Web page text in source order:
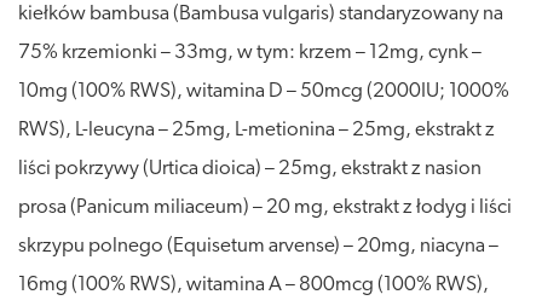
kiełków bambusa (Bambusa vulgaris) standaryzowany na
75% krzemionki – 33mg, w tym: krzem – 12mg, cynk –
10mg (100% RWS), witamina D – 50mcg (2000IU; 1000%
RWS), L-leucyna – 25mg, L-metionina – 25mg, ekstrakt z
liści pokrzywy (Urtica dioica) – 25mg, ekstrakt z nasion
prosa (Panicum miliaceum) – 20 mg, ekstrakt z łodyg i liści
skrzypu polnego (Equisetum arvense) – 20mg, niacyna –
16mg (100% RWS), witamina A – 800mcg (100% RWS),